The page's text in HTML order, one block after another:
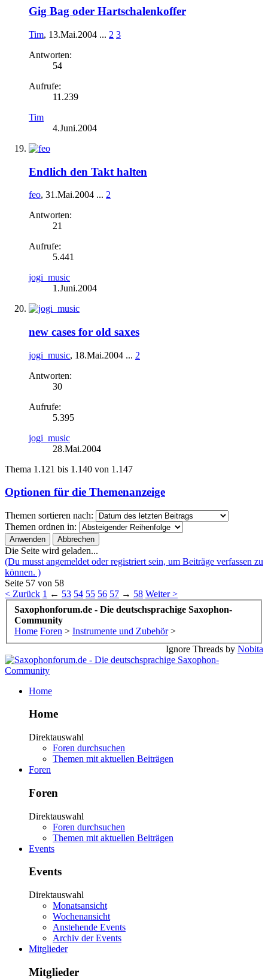
Gig Bag oder Hartschalenkoffer
Tim, 13.Mai.2004 ... 2 3
Antworten:
54
Aufrufe:
11.239
Tim
4.Juni.2004
Endlich den Takt halten
feo, 31.Mai.2004 ... 2
Antworten:
21
Aufrufe:
5.441
jogi_music
1.Juni.2004
new cases for old saxes
jogi_music, 18.Mai.2004 ... 2
Antworten:
30
Aufrufe:
5.395
jogi_music
28.Mai.2004
Thema 1.121 bis 1.140 von 1.147
Optionen für die Themenanzeige
Themen sortieren nach:
Themen ordnen in:
Die Seite wird geladen...
(Du musst angemeldet oder registriert sein, um Beiträge verfassen zu
können. )
Seite 57 von 58
< Zurück 1 ← 53 54 55 56 57 → 58 Weiter >
Saxophonforum.de - Die deutschsprachige Saxophon-
Community
Home Foren > Instrumente und Zubehör >
Ignore Threads by Nobita
Home
Home
Direktauswahl
Foren durchsuchen
Themen mit aktuellen Beiträgen
Foren
Foren
Direktauswahl
Foren durchsuchen
Themen mit aktuellen Beiträgen
Events
Events
Direktauswahl
Monatsansicht
Wochenansicht
Anstehende Events
Archiv der Events
Mitglieder
Mitglieder